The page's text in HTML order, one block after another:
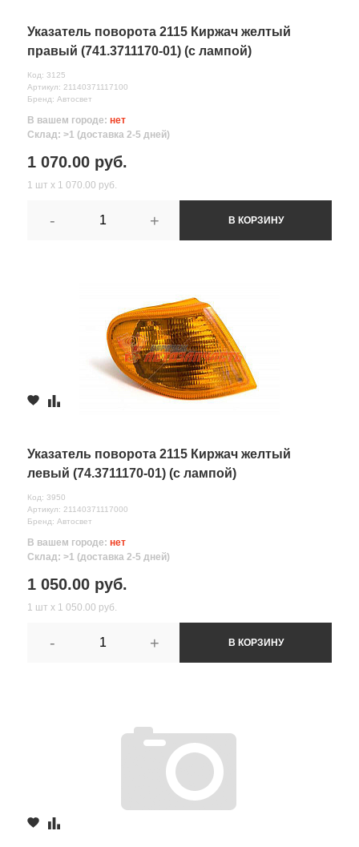
Указатель поворота 2115 Киржач желтый
правый (741.3711170-01) (с лампой)
Код: 3125
Артикул: 21140371117100
Бренд: Автосвет
В вашем городе: нет
Склад: >1 (доставка 2-5 дней)
1 070.00 руб.
1 шт х 1 070.00 руб.
- + В КОРЗИНУ
Указатель поворота 2115 Киржач желтый
левый (74.3711170-01) (с лампой)
Код: 3950
Артикул: 21140371117000
Бренд: Автосвет
В вашем городе: нет
Склад: >1 (доставка 2-5 дней)
1 050.00 руб.
1 шт х 1 050.00 руб.
- + В КОРЗИНУ